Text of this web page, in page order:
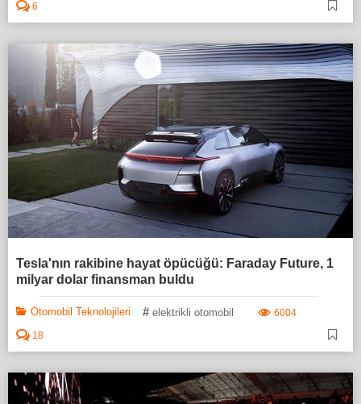
6
Tesla'nın rakibine hayat öpücüğü: Faraday Future, 1
milyar dolar finansman buldu
Otomobil Teknolojileri # elektrikli otomobil
6004
18